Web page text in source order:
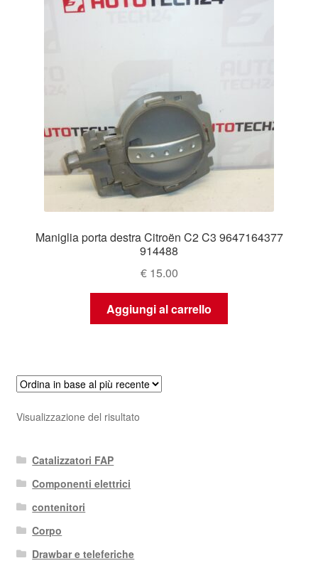
Maniglia porta destra Citroën C2 C3 9647164377
914488
€15.00
Aggiungi al carrello
Visualizzazione del risultato
Catalizzatori FAP
Componenti elettrici
contenitori
Corpo
Drawbar e teleferiche